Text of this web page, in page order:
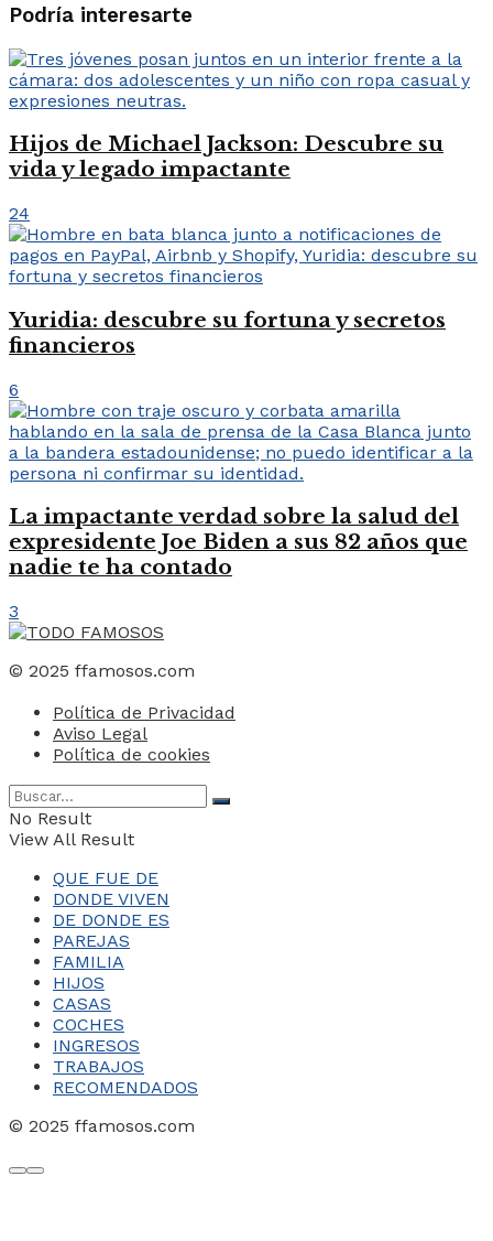
Podría interesarte
Hijos de Michael Jackson: Descubre su
vida y legado impactante
24
Yuridia: descubre su fortuna y secretos
financieros
6
La impactante verdad sobre la salud del
expresidente Joe Biden a sus 82 años que
nadie te ha contado
3
© 2025 ffamosos.com
Política de Privacidad
Aviso Legal
Política de cookies
No Result
View All Result
QUE FUE DE
DONDE VIVEN
DE DONDE ES
PAREJAS
FAMILIA
HIJOS
CASAS
COCHES
INGRESOS
TRABAJOS
RECOMENDADOS
© 2025 ffamosos.com